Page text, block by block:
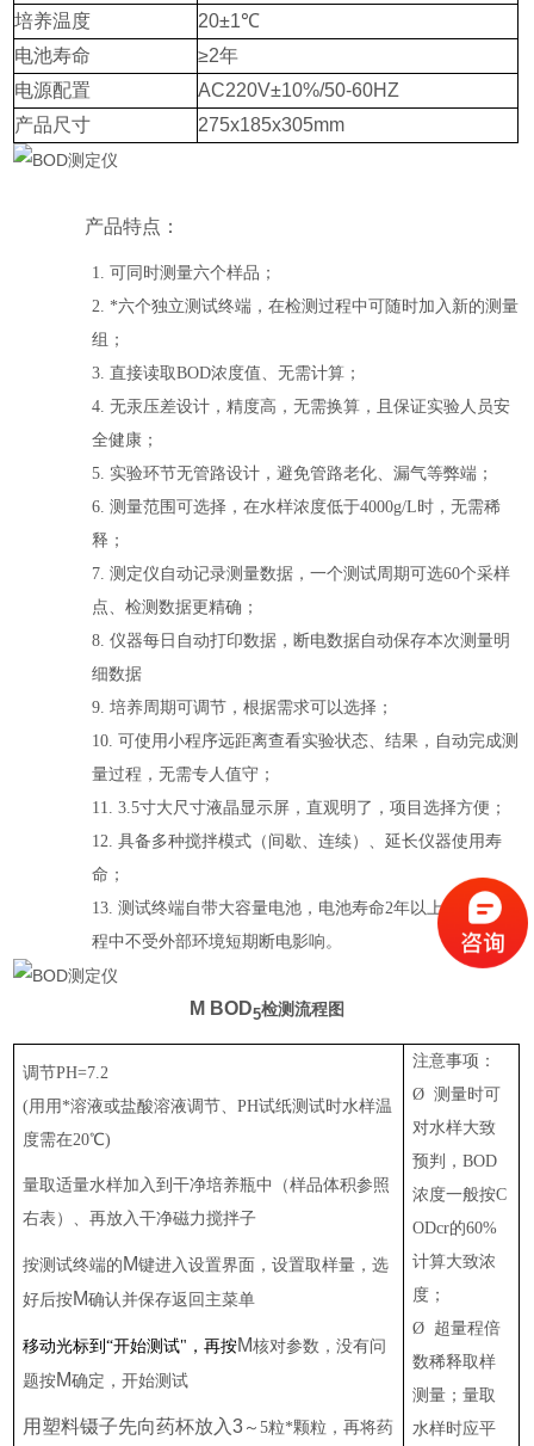
培养温度
20±1℃
电池寿命
≥2年
电源配置
AC220V±10%/50-60HZ
产品尺寸
275x185x305mm
产品特点：
1.可同时测量六个样品；
2. *六个独立测试终端，在检测过程中可随时加入新的测量
组；
3.直接读取BOD浓度值、无需计算；
4.无汞压差设计，精度高，无需换算，且保证实验人员安
全健康；
5. 实验环节无管路设计，避免管路老化、漏气等弊端；
6.测量范围可选择，在水样浓度低于4000g/L时，无需稀
释；
7.测定仪自动记录测量数据，一个测试周期可选60个采样
点、检测数据更精确；
8.仪器每日自动打印数据，断电数据自动保存本次测量明
细数据
9.培养周期可调节，根据需求可以选择；
10.可使用小程序远距离查看实验状态、结果，自动完成测
量过程，无需专人值守；
11.3.5寸大尺寸液晶显示屏，直观明了，项目选择方便；
12.具备多种搅拌模式（间歇、连续）、延长仪器使用寿
命；
13.测试终端自带大容量电池，电池寿命2年以上，测试过
程中不受外部环境短期断电影响。
M BOD5检测流程图
调节PH=7.2
(用用*溶液或盐酸溶液调节、PH试纸测试时水样温
度需在20℃)
量取适量水样加入到干净培养瓶中（样品体积参照
右表）、再放入干净磁力搅拌子
按测试终端的 M键进入设置界面，设置取样量，选
好后按M确认并保存返回主菜单
移动光标到“开始测试"，再按M核对参数，没有问
题按M确定，开始测试
用塑料镊子先向药杯放入3 ～5粒*颗粒，再将药
注意事项：
Ø 测量时可
对水样大致
预判，BOD
浓度一般按C
ODcr的60%
计算大致浓
度；
Ø 超量程倍
数稀释取样
测量；量取
水样时应平